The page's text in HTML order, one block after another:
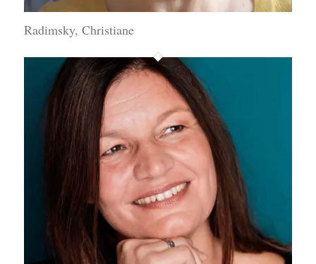
Radimsky, Christiane